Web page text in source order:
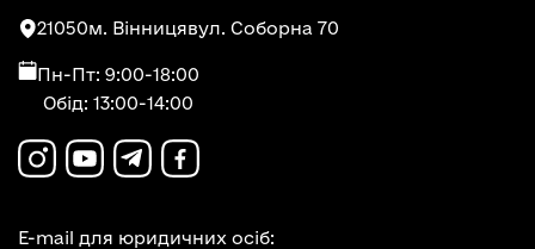
21050м. Вінницявул. Соборна 70
Пн-Пт: 9:00-18:00
Обід: 13:00-14:00
E-mail для юридичних осіб: